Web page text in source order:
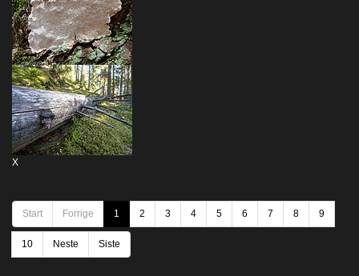
X
Start Forrige 1 2 3 4 5 6 7 8 9
10 Neste Siste